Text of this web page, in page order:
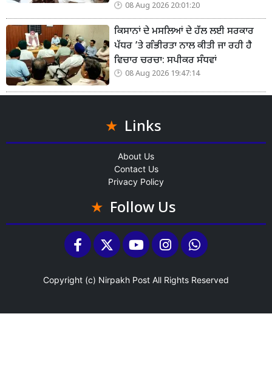
08 Aug 2026 20:01:20
ਕਿਸਾਨਾਂ ਦੇ ਮਸਲਿਆਂ ਦੇ ਹੱਲ ਲਈ ਸਰਕਾਰ
ਪੱਧਰ ’ਤੇ ਗੰਭੀਰਤਾ ਨਾਲ ਕੀਤੀ ਜਾ ਰਹੀ ਹੈ
ਵਿਚਾਰ ਚਰਚਾ: ਸਪੀਕਰ ਸੰਧਵਾਂ
08 Aug 2026 19:47:14
Links
About Us
Contact Us
Privacy Policy
Follow Us
Copyright (c) Nirpakh Post All Rights Reserved